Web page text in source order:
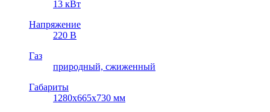
13 кВт
Напряжение
220 В
Газ
природный, cжиженный
Габариты
1280х665х730 мм